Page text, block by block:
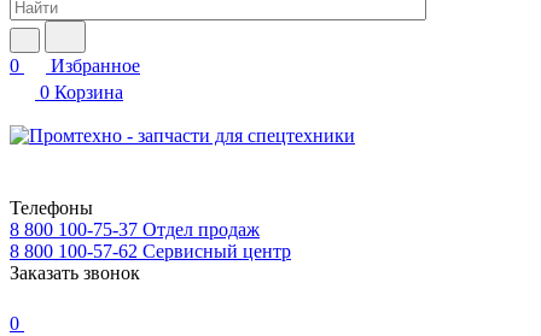
0
Избранное
0 Корзина
Телефоны
8 800 100-75-37 Отдел продаж
8 800 100-57-62 Сервисный центр
Заказать звонок
0